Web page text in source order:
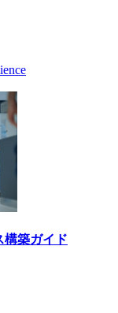
構築ガイド